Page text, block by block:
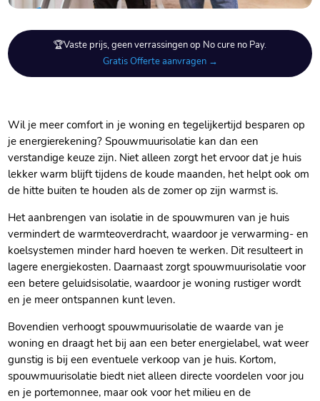
🏆Vaste prijs, geen verrassingen op No cure no Pay.
Gratis Offerte aanvragen →
Wil je meer comfort in je woning en tegelijkertijd besparen op
je energierekening? Spouwmuurisolatie kan dan een
verstandige keuze zijn.​ Niet alleen zorgt het ervoor dat je huis
lekker warm blijft tijdens de koude maanden, het helpt ook om
de hitte buiten te houden als de zomer op zijn warmst is.​
Het aanbrengen van isolatie in de spouwmuren van je huis
vermindert de warmteoverdracht, waardoor je verwarming- en
koelsystemen minder hard hoeven te werken.​ Dit resulteert in
lagere energiekosten.​ Daarnaast zorgt spouwmuurisolatie voor
een betere geluidsisolatie, waardoor je woning rustiger wordt
en je meer ontspannen kunt leven.​
Bovendien verhoogt spouwmuurisolatie de waarde van je
woning en draagt het bij aan een beter energielabel, wat weer
gunstig is bij een eventuele verkoop van je huis.​ Kortom,
spouwmuurisolatie biedt niet alleen directe voordelen voor jou
en je portemonnee, maar ook voor het milieu en de